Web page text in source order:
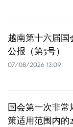
越南第十六届国
公报（第5号）
07/08/2026 13:09
国会第一次非
策适用范围内的